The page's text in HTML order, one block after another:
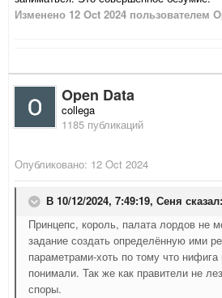
Изменено 12 Oct 2024 пользователем
Open Data
collega
1185 публикаций
Опубликовано: 12 Oct 2024
В 10/12/2024, 7:49:19, Сеня сказал:
Принцепс, король, палата лордов не
задание создать определённую ими
параметрами-хоть по тому что
понимали. Так же как правители не
споры.